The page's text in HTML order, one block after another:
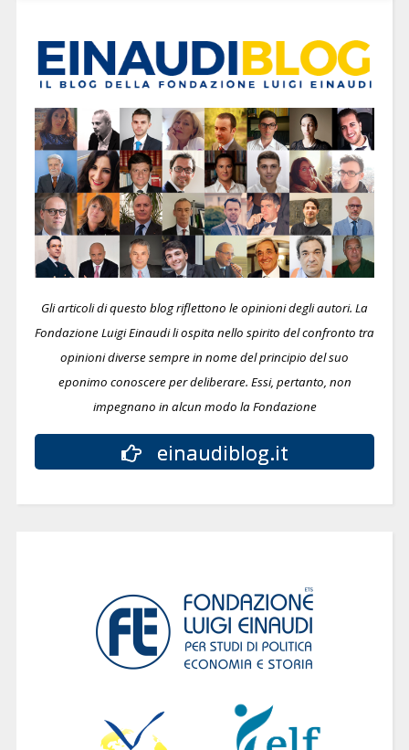
Gli articoli di questo blog riflettono le opinioni degli autori. La
Fondazione Luigi Einaudi li ospita nello spirito del confronto tra
opinioni diverse sempre in nome del principio del suo
eponimo conoscere per deliberare. Essi, pertanto, non
impegnano in alcun modo la Fondazione
einaudiblog.it